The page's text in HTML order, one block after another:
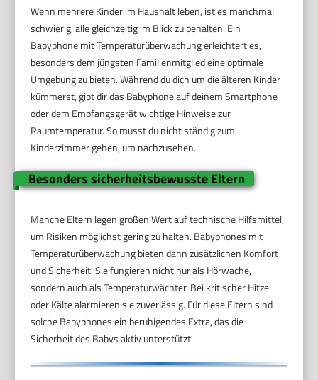
Wenn mehrere Kinder im Haushalt leben, ist es manchmal
schwierig, alle gleichzeitig im Blick zu behalten. Ein
Babyphone mit Temperaturüberwachung erleichtert es,
besonders dem jüngsten Familienmitglied eine optimale
Umgebung zu bieten. Während du dich um die älteren Kinder
kümmerst, gibt dir das Babyphone auf deinem Smartphone
oder dem Empfangsgerät wichtige Hinweise zur
Raumtemperatur. So musst du nicht ständig zum
Kinderzimmer gehen, um nachzusehen.
Besonders sicherheitsbewusste Eltern
Manche Eltern legen großen Wert auf technische Hilfsmittel,
um Risiken möglichst gering zu halten. Babyphones mit
Temperaturüberwachung bieten dann zusätzlichen Komfort
und Sicherheit. Sie fungieren nicht nur als Hörwache,
sondern auch als Temperaturwächter. Bei kritischer Hitze
oder Kälte alarmieren sie zuverlässig. Für diese Eltern sind
solche Babyphones ein beruhigendes Extra, das die
Sicherheit des Babys aktiv unterstützt.